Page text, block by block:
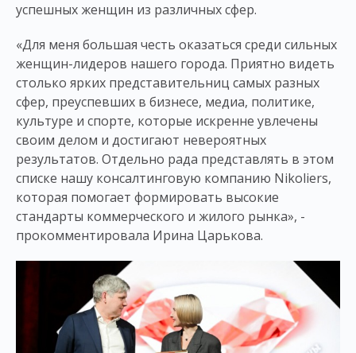
успешных женщин из различных сфер.
«Для меня большая честь оказаться среди сильных
женщин-лидеров нашего города. Приятно видеть
столько ярких представительниц самых разных
сфер, преуспевших в бизнесе, медиа, политике,
культуре и спорте, которые искренне увлечены
своим делом и достигают невероятных
результатов. Отдельно рада представлять в этом
списке нашу консалтинговую компанию Nikoliers,
которая помогает формировать высокие
стандарты коммерческого и жилого рынка», -
прокомментировала Ирина Царькова.